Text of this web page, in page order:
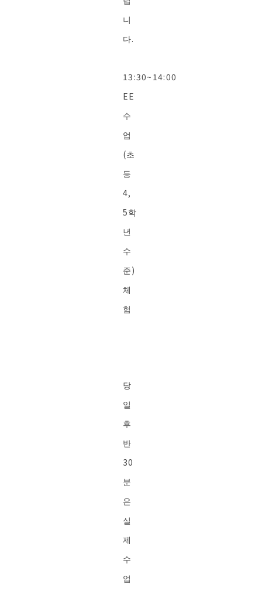
니
다.
13:30~14:00
EE
수
업
(초
등
4,
5학
년
수
준)
체
험
당
일
후
반
30
분
은
실
제
수
업